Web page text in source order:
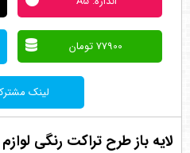
77900 تومان
لینک
لایه باز طرح تراکت رنگی